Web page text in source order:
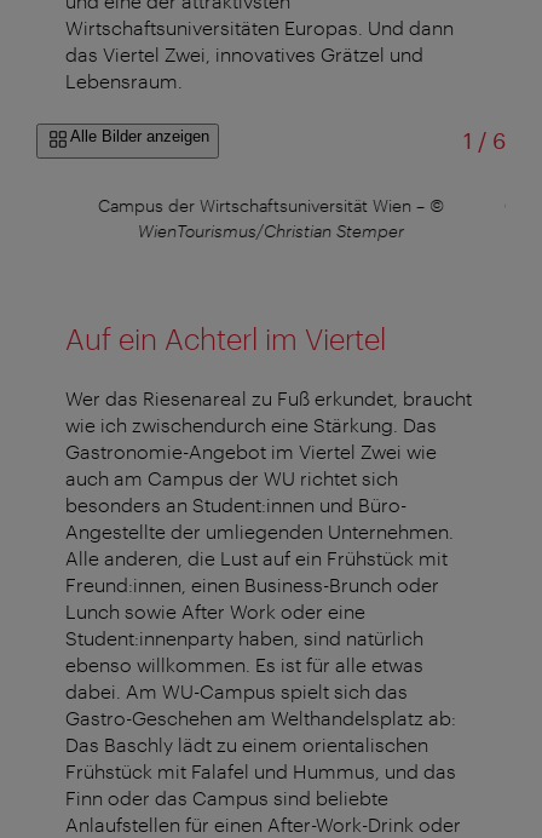
Wirtschaftsuniversitäten Europas. Und dann
das Viertel Zwei, innovatives Grätzel und
Lebensraum.
Alle Bilder anzeigen 1 /von
6
Campus der Wirtschaftsuniversität Wien – ©
WienTourismus/Christian Stemper
Auf ein Achterl im Viertel
Wer das Riesenareal zu Fuß erkundet, braucht
wie ich zwischendurch eine Stärkung. Das
Gastronomie-Angebot im Viertel Zwei wie
auch am Campus der WU richtet sich
besonders an Student:innen und Büro-
Angestellte der umliegenden Unternehmen.
Alle anderen, die Lust auf ein Frühstück mit
Freund:innen, einen Business-Brunch oder
Lunch sowie After Work oder eine
Student:innenparty haben, sind natürlich
ebenso willkommen. Es ist für alle etwas
dabei. Am WU-Campus spielt sich das
Gastro-Geschehen am Welthandelsplatz ab:
Das Baschly lädt zu einem orientalischen
Frühstück mit Falafel und Hummus, und das
Finn oder das Campus sind beliebte
Anlaufstellen für einen After-Work-Drink oder